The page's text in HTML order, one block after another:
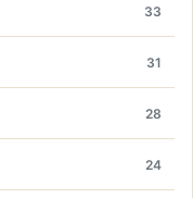
33
31
28
24